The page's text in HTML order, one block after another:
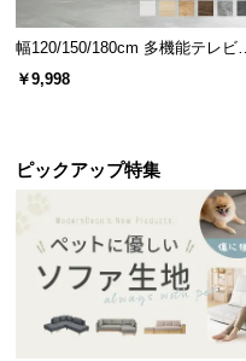
幅120/150/180cm 多機能テレビボ
ード 木目/石目調 オープン収納・
￥9,998
ピックアップ特集